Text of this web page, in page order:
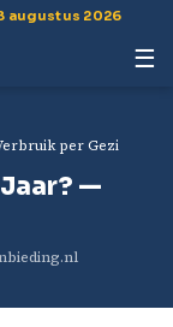
augustus 2026
☰
per Gezi
—